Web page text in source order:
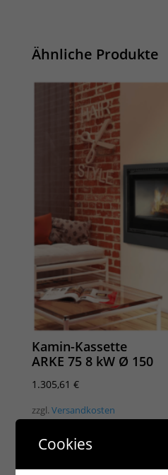
Ähnliche Produkte
Kamin-Kassette
ARKE 75 8 kW Ø 150
1.305,61 €
zzgl. Versandkosten
Lieferzeit: 7 - 14 Tage
Cookies